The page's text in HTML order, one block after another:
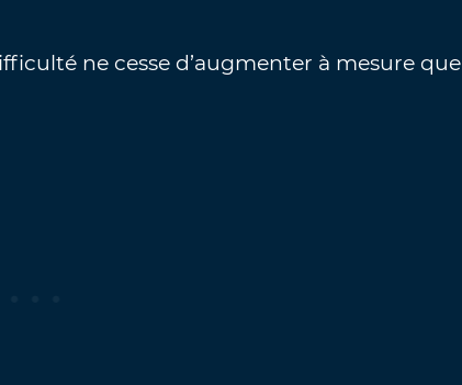
ne cesse d’augmenter à mesure que